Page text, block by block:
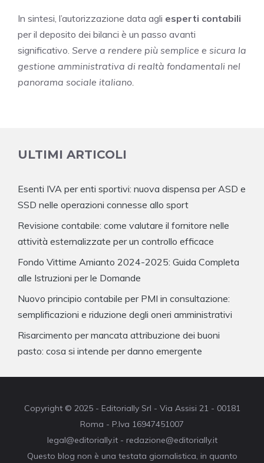
In sintesi, l’autorizzazione data agli esperti contabili
per il deposito dei bilanci è un passo avanti
significativo. Serve a rendere più semplice e sicura la
gestione amministrativa di realtà fondamentali nel
panorama sociale italiano.
ULTIMI ARTICOLI
Esenti IVA per enti sportivi: nuova dispensa per ASD e
SSD nelle operazioni connesse allo sport
Revisione contabile: come valutare il fornitore nelle
attività esternalizzate per un controllo efficace
Fondo Vittime Amianto 2024-2025: Guida Completa
alle Istruzioni per le Domande
Nuovo principio contabile per PMI in consultazione:
semplificazioni e riduzione degli oneri amministrativi
Risarcimento per mancata attribuzione dei buoni
pasto: cosa si intende per danno emergente
Copyright © 2025 - Editorially Srl - Via Assisi 21 - 00181
Roma - P.Iva 16947451007
legal@editorially.it - redazione@editorially.it
Questo blog non è una testata giornalistica, in quanto